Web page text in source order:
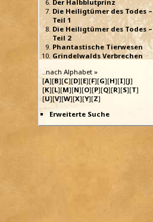
Der Halbblutprinz
Die Heiligtümer des Todes –
Teil 1
Die Heiligtümer des Todes –
Teil 2
Phantastische Tierwesen
Grindelwalds Verbrechen
..nach Alphabet »
[A][B][C][D][E][F][G][H][I][J]
[K][L][M][N][O][P][Q][R][S][T]
[U][V][W][X][Y][Z]
Erweiterte Suche